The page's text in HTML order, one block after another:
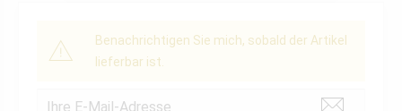
Benachrichtigen Sie mich, sobald der Artikel
lieferbar ist.